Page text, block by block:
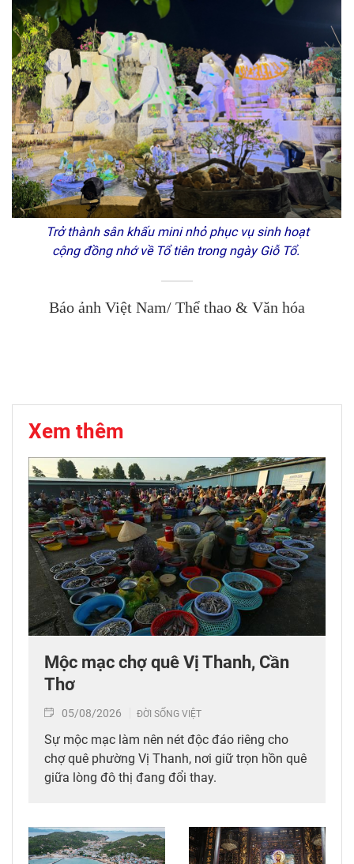
Trở thành sân khấu mini nhỏ phục vụ sinh hoạt
cộng đồng nhớ về Tổ tiên trong ngày Giỗ Tổ.
Báo ảnh Việt Nam/ Thể thao & Văn hóa
Xem thêm
Mộc mạc chợ quê Vị Thanh, Cần
Thơ
05/08/2026 ĐỜI SỐNG VIỆT
Sự mộc mạc làm nên nét độc đáo riêng cho
chợ quê phường Vị Thanh, nơi giữ trọn hồn quê
giữa lòng đô thị đang đổi thay.